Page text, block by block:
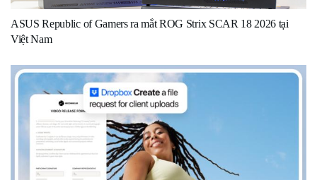
ASUS Republic of Gamers ra mắt ROG Strix SCAR 18 2026 tại
Việt Nam